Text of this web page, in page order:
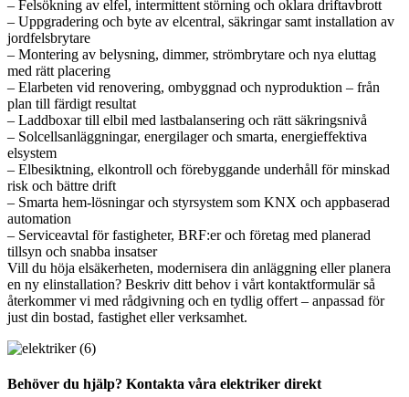
– Felsökning av elfel, intermittent störning och oklara driftavbrott
– Uppgradering och byte av elcentral, säkringar samt installation av
jordfelsbrytare
– Montering av belysning, dimmer, strömbrytare och nya eluttag
med rätt placering
– Elarbeten vid renovering, ombyggnad och nyproduktion – från
plan till färdigt resultat
– Laddboxar till elbil med lastbalansering och rätt säkringsnivå
– Solcellsanläggningar, energilager och smarta, energieffektiva
elsystem
– Elbesiktning, elkontroll och förebyggande underhåll för minskad
risk och bättre drift
– Smarta hem-lösningar och styrsystem som KNX och appbaserad
automation
– Serviceavtal för fastigheter, BRF:er och företag med planerad
tillsyn och snabba insatser
Vill du höja elsäkerheten, modernisera din anläggning eller planera
en ny elinstallation? Beskriv ditt behov i vårt kontaktformulär så
återkommer vi med rådgivning och en tydlig offert – anpassad för
just din bostad, fastighet eller verksamhet.
Behöver du hjälp? Kontakta våra elektriker direkt